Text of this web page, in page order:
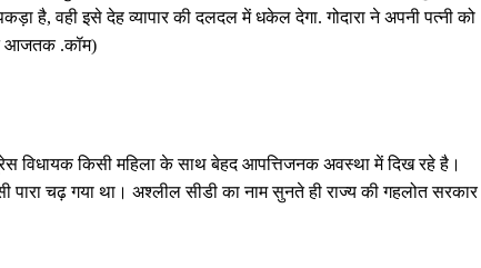
है, वही इसे देह व्यापार की दलदल में धकेल देगा. गोदारा ने अपनी पत्नी को
आजतक .कॉम)
विधायक किसी महिला के साथ बेहद आपत्तिजनक अवस्था में दिख रहे है।
चढ़ गया था। अश्लील सीडी का नाम सुनते ही राज्य की गहलोत सरकार